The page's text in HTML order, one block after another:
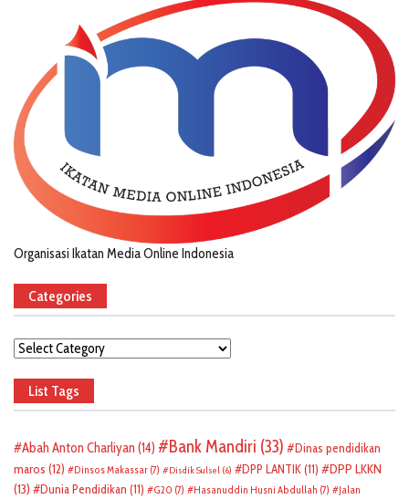
Organisasi Ikatan Media Online Indonesia
Categories
Categories
List Tags
Abah Anton Charliyan (14) Bank Mandiri (33)
Dinas pendidikan
maros (12) Dinsos Makassar (7) Disdik Sulsel (6) DPP LANTIK(11)
DPP LKKN
(13)
Dunia Pendidikan (11) G20 (7) Hasanuddin Husni Abdullah (7)
Jalan